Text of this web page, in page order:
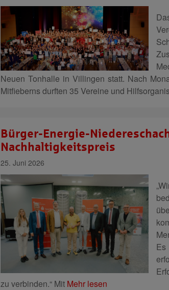
Neuen Tonhalle in Villingen statt. Nach
Mitfieberns durften 35 Vereine und
Bürger-Energie-
Nachhaltigkeitspreis
25. Juni 2026
zu verbinden.“ Mit Mehr lesen